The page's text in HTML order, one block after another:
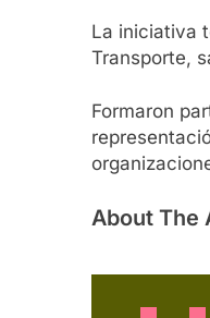
La iniciativa
Transporte,
Formaron
About The